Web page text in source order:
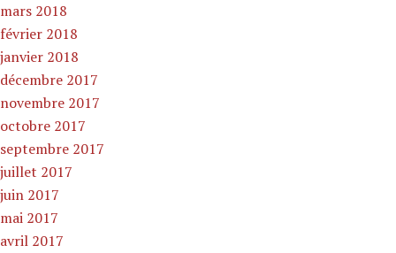
mars 2018
février 2018
janvier 2018
décembre 2017
novembre 2017
octobre 2017
septembre 2017
juillet 2017
juin 2017
mai 2017
avril 2017